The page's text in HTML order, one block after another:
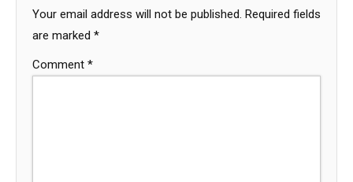
Your email address will not be published. Required fields
are marked *
Comment *